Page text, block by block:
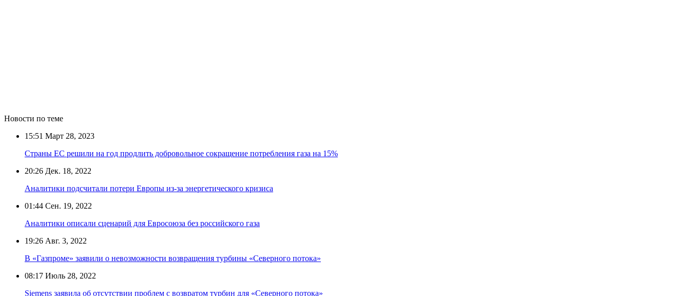
Новости по теме
15:51 Март 28, 2023
Страны ЕС решили на год продлить добровольное сокращение потребления газа на 15%
20:26 Дек. 18, 2022
Аналитики подсчитали потери Европы из-за энергетического кризиса
01:44 Сен. 19, 2022
Аналитики описали сценарий для Евросоюза без российского газа
19:26 Авг. 3, 2022
В «Газпроме» заявили о невозможности возвращения турбины «Северного потока»
08:17 Июль 28, 2022
Siemens заявила об отсутствии проблем с возвратом турбин для «Северного потока»